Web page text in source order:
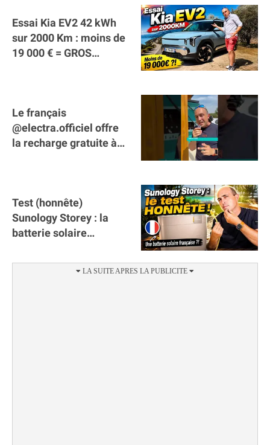
Essai Kia EV2 42 kWh
sur 2000 Km : moins de
19 000 € = GROS
Le français
@electra.officiel offre
la recharge gratuite à
Test (honnête)
Sunology Storey : la
batterie solaire